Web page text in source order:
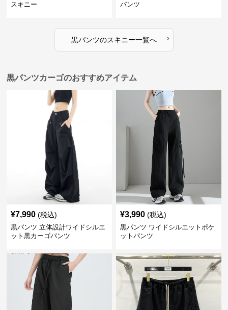
スキニー
パンツ
黒パンツのスキニー一覧へ ›
黒パンツカーゴのおすすめアイテム
¥7,990 (税込)
黒パンツ 立体設計ワイドシルエ
ット黒カーゴパンツ
¥3,990 (税込)
黒パンツ ワイドシルエットポケ
ットパンツ